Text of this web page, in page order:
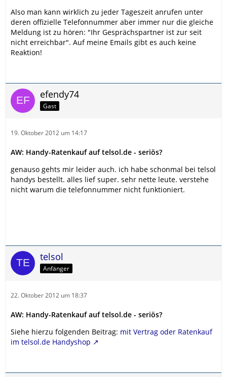
Also man kann wirklich zu jeder Tageszeit anrufen unter
deren offizielle Telefonnummer aber immer nur die gleiche
Meldung ist zu hören: "Ihr Gesprächspartner ist zur seit
nicht erreichbar". Auf meine Emails gibt es auch keine
Reaktion!
efendy74
Gast
19. Oktober 2012 um 14:17
AW: Handy-Ratenkauf auf telsol.de - seriös?
genauso gehts mir leider auch. ich habe schonmal bei telsol
handys bestellt. alles lief super. sehr nette leute. verstehe
nicht warum die telefonnummer nicht funktioniert.
telsol
Anfänger
22. Oktober 2012 um 18:37
AW: Handy-Ratenkauf auf telsol.de - seriös?
Siehe hierzu folgenden Beitrag: mit Vertrag oder Ratenkauf
im telsol.de Handyshop